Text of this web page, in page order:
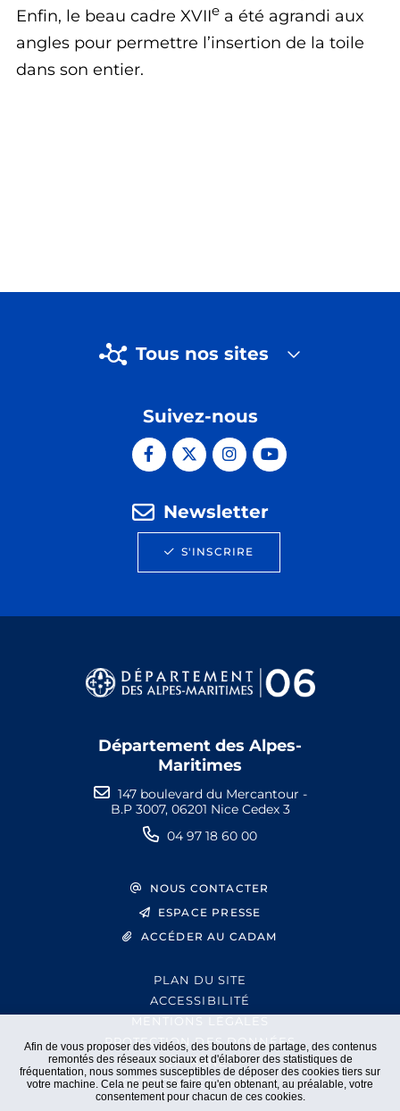
Afin de vous proposer des vidéos, des boutons de partage, des contenus
remontés des réseaux sociaux et d'élaborer des statistiques de
fréquentation, nous sommes susceptibles de déposer des cookies tiers sur
votre machine. Cela ne peut se faire qu'en obtenant, au préalable, votre
consentement pour chacun de ces cookies.
Enfin, le beau cadre XVIIe a été agrandi aux
angles pour permettre l’insertion de la toile
dans son entier.
Tous nos sites
Suivez-nous
Newsletter
S'INSCRIRE
Département des Alpes-
Maritimes
147 boulevard du Mercantour -
B.P 3007, 06201 Nice Cedex 3
04 97 18 60 00
NOUS CONTACTER
ESPACE PRESSE
ACCÉDER AU CADAM
PLAN DU SITE
ACCESSIBILITÉ
MENTIONS LÉGALES
PROTECTION DES DONNÉES
EXTRANET
GESTION DES COOKIES